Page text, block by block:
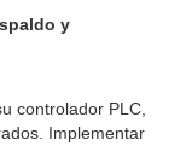
y
controlador PLC,
Implementar